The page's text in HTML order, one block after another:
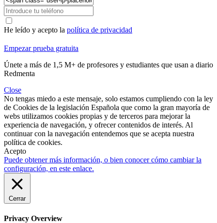
He leído y acepto la política de privacidad
Empezar prueba gratuita
Únete a más de 1,5 M+ de profesores y estudiantes que usan a diario
Redmenta
Close
No tengas miedo a este mensaje, solo estamos cumpliendo con la ley
de Cookies de la legislación Española que como la gran mayoría de
webs utilizamos cookies propias y de terceros para mejorar la
experiencia de navegación, y ofrecer contenidos de interés. Al
continuar con la navegación entendemos que se acepta nuestra
política de cookies.
Acepto
Puede obtener más información, o bien conocer cómo cambiar la
configuración, en este enlace.
Cerrar
Privacy Overview